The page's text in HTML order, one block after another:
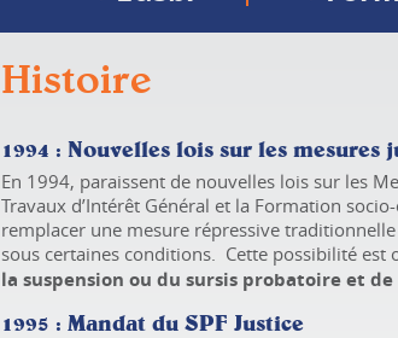
Histoire
1994 : Nouvelles lois sur les
En 1994, paraissent de nouvelles lois sur les
Travaux d’Intérêt Général et la Formation
remplacer une mesure répressive
sous certaines conditions. Cette possibilité est
la suspension ou du sursis probatoire et
1995 : Mandat du SPF Justice